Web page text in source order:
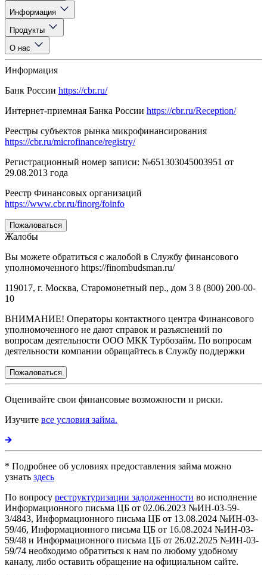
Информация
Продукты
О нас
Информация
Банк России https://cbr.ru/
Интернет-приемная Банка России https://cbr.ru/Reception/
Реестры субъектов рынка микрофинансирования
https://cbr.ru/microfinance/registry/
Регистрационный номер записи: №651303045003951 от
29.08.2013 года
Реестр Финансовых организаций
https://www.cbr.ru/finorg/foinfo
Пожаловаться
Жалобы
Вы можете обратиться с жалобой в Службу финансового
уполномоченного https://finombudsman.ru/
119017, г. Москва, Старомонетный пер., дом 3 8 (800) 200-00-
10
ВНИМАНИЕ! Операторы контактного центра Финансового
уполномоченного не дают справок и разъяснений по
вопросам деятельности ООО МКК Турбозайм. По вопросам
деятельности компании обращайтесь в Службу поддержки
Пожаловаться
Оценивайте свои финансовые возможности и риски.
Изучите все условия займа.
* Подробнее об условиях предоставления займа можно
узнать здесь
По вопросу реструктуризации задолженности во исполнение
Информационного письма ЦБ от 02.06.2023 №ИН-03-59-
3/4843, Информационного письма ЦБ от 13.08.2024 №ИН-03-
59/46, Информационного письма ЦБ от 16.08.2024 №ИН-03-
59/48 и Информационного письма ЦБ от 26.02.2025 №ИН-03-
59/74 необходимо обратиться к нам по любому удобному
каналу, либо оставить обращение на официальном сайте.